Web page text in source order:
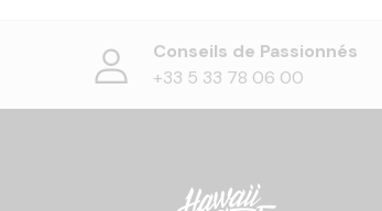
Conseils de Passionnés
+33 5 33 78 06 00